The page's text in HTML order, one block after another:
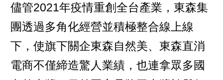
儘管2021年疫情重創全台產業，東森集
團透過多角化經營並積極整合線上線
下，使旗下關企東森自然美、東森直消
電商不僅締造驚人業績，也連拿眾多國